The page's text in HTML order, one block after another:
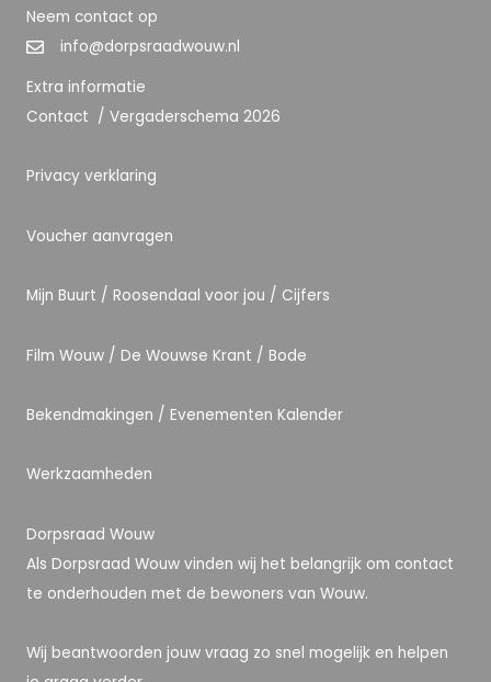
Neem contact op
info@dorpsraadwouw.nl
Extra informatie
Contact / Vergaderschema 2026
Privacy verklaring
Voucher aanvragen
Mijn Buurt / Roosendaal voor jou / Cijfers
Film Wouw / De Wouwse Krant / Bode
Bekendmakingen / Evenementen Kalender
Werkzaamheden
Dorpsraad Wouw
Als Dorpsraad Wouw vinden wij het belangrijk om contact
te onderhouden met de bewoners van Wouw.
Wij beantwoorden jouw vraag zo snel mogelijk en helpen